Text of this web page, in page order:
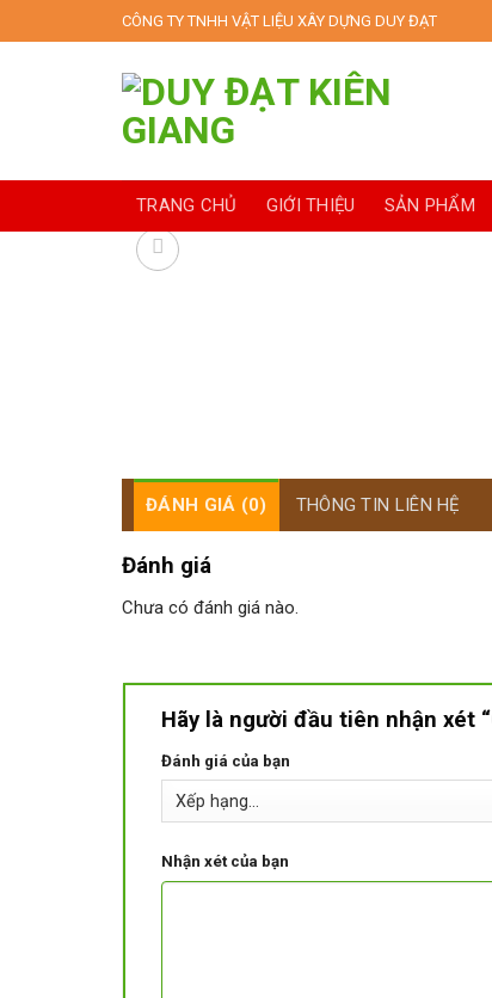
to
CÔNG TY TNHH VẬT LIỆU XÂY DỰNG DUY ĐẠT
TRANG CHỦ GIỚI THIỆU SẢN PHẨM
ĐÁNH GIÁ (0) THÔNG TIN LIÊN HỆ
Đánh giá
Chưa có đánh giá nào.
Hãy là người đầu tiên nhận xét
Đánh giá của bạn
Nhận xét của bạn